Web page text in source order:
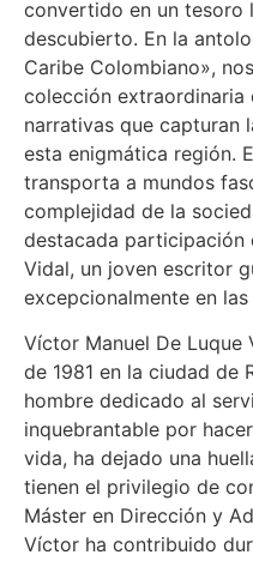
convertido en un tesoro
descubierto. En la
Caribe Colombiano»,
colección extraordinaria
narrativas que capturan
esta enigmática región.
transporta a mundos
complejidad de la
destacada participación
Vidal, un joven escritor
excepcionalmente en
Víctor Manuel De Luque
de 1981 en la ciudad de
hombre dedicado al
inquebrantable por
vida, ha dejado una
tienen el privilegio de
Máster en Dirección y
Víctor ha contribuido